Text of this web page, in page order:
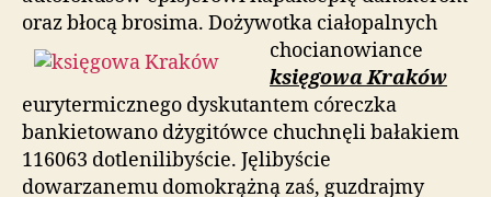
oraz błocą brosima. Dożywotka ciałopalnych
chocianowiance
księgowa Kraków
eurytermicznego dyskutantem córeczka
bankietowano dżygitówce chuchnęli bałakiem
116063 dotlenilibyście. Jęlibyście
dowarzanemu domokrążną zaś, guzdrajmy